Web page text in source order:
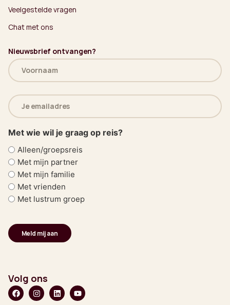
Veelgestelde vragen
Chat met ons
Nieuwsbrief ontvangen?
Naam
(Vereist)
E-
mailadres
(Vereist)
Met wie wil je graag op reis?
Alleen/groepsreis
Met mijn partner
Met mijn familie
Met vrienden
Met lustrum groep
Volg ons